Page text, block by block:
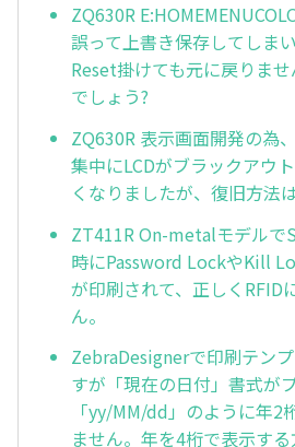
ZQ630R
誤って上書き保存してしま
Reset掛けても元に戻りま
でしょう?
ZQ630R 表示画面開発の為
集中にLCDがブラックアウ
くなりましたが、復旧方法
ZT411R On-metalモデル
時にPassword LockやKill
が印刷されて、正しくRFID
ん。
ZebraDesignerで印刷テン
すが「現在の日付」書式が
「yy/MM/dd」のように年2
ません。年を4桁で表示す